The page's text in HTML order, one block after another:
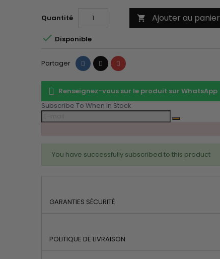
Quantité  Ajouter au panier
 Disponible
Partager PartagerTweet Pinterest
Renseignez-vous sur le produit sur WhatsApp
Subscribe To When In Stock
You have successfully subscribed to this product
GARANTIES SÉCURITÉ
POLITIQUE DE LIVRAISON